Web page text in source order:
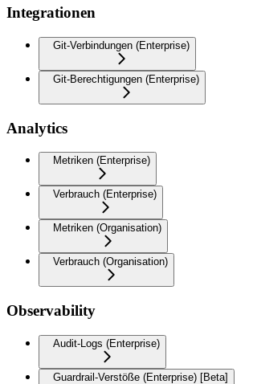
Integrationen
Git-Verbindungen (Enterprise)
Git-Berechtigungen (Enterprise)
Analytics
Metriken (Enterprise)
Verbrauch (Enterprise)
Metriken (Organisation)
Verbrauch (Organisation)
Observability
Audit-Logs (Enterprise)
Guardrail-Verstöße (Enterprise) [Beta]